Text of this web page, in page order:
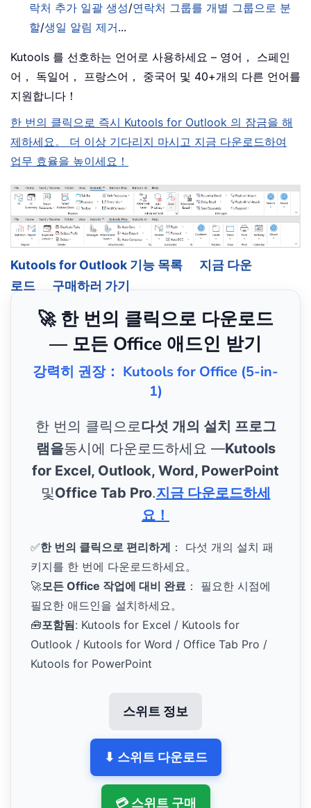
락처 추가 일괄 생성/연락처 그룹를 개별 그룹으로 분
할/생일 알림 제거...
Kutools 를 선호하는 언어로 사용하세요 – 영어， 스페인
어， 독일어， 프랑스어， 중국어 및 40+개의 다른 언어를
지원합니다！
한 번의 클릭으로 즉시 Kutools for Outlook 의 잠금을 해
제하세요。 더 이상 기다리지 마시고 지금 다운로드하여
업무 효율을 높이세요！
Kutools for Outlook 기능 목록
지금 다운
로드
구매하러 가기
🚀 한 번의 클릭으로 다운로드
— 모든 Office 애드인 받기
강력히 권장： Kutools for Office (5-in-
1)
한 번의 클릭으로다섯 개의 설치 프로그
램을동시에 다운로드하세요 —Kutools
for Excel, Outlook, Word, PowerPoint
및Office Tab Pro.지금 다운로드하세
요！
✅한 번의 클릭으로 편리하게 ： 다섯 개의 설치 패
키지를 한 번에 다운로드하세요。
🚀모든 Office 작업에 대비 완료 ： 필요한 시점에
필요한 애드인을 설치하세요。
🧰포함됨: Kutools for Excel / Kutools for
Outlook / Kutools for Word / Office Tab Pro /
Kutools for PowerPoint
스위트 정보
⬇ 스위트 다운로드
💳 스위트 구매